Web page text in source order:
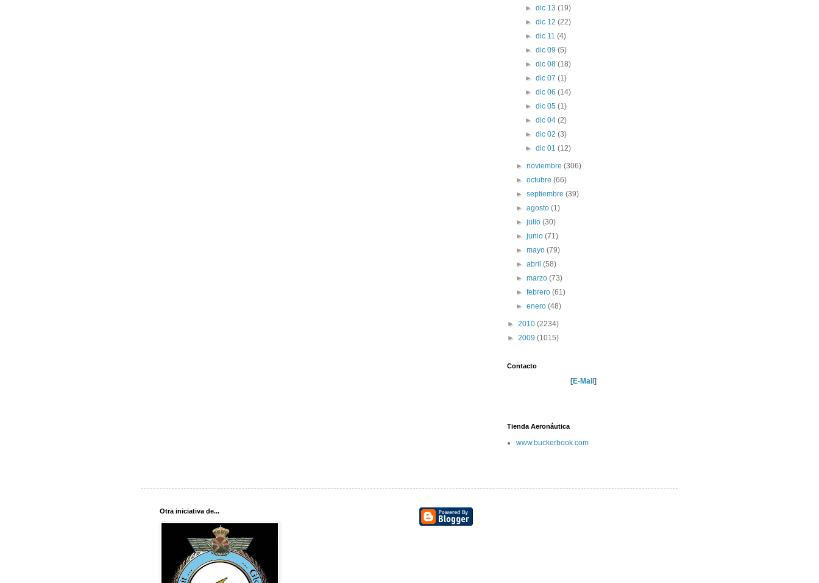
► dic 13 (19)
► dic 12 (22)
► dic 11 (4)
► dic 09 (5)
► dic 08 (18)
► dic 07 (1)
► dic 06 (14)
► dic 05 (1)
► dic 04 (2)
► dic 02 (3)
► dic 01 (12)
►noviembre(306)
►octubre(66)
►septiembre(39)
►agosto(1)
►julio(30)
►junio(71)
►mayo(79)
►abril(58)
►marzo(73)
►febrero(61)
►enero(48)
► 2010 (2234)
► 2009 (1015)
Contacto
[E-Mail ]
Tienda Aeronáutica
www.buckerbook.com
Otra iniciativa de...